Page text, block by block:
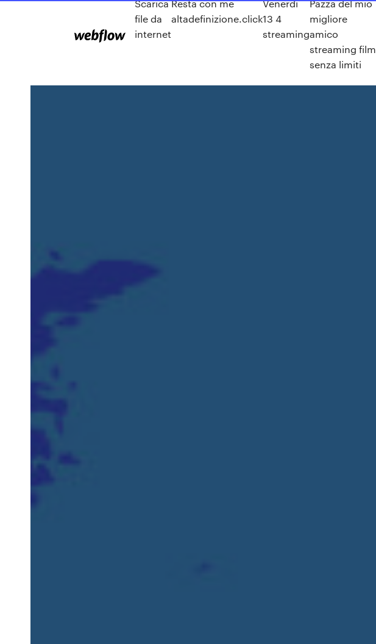
Scarica
file da
internet
Resta con me
altadefinizione.click
Venerdì
13 4
streaming
Pazza del mio
migliore
amico
streaming film
senza limiti